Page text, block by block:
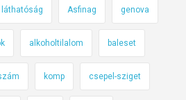
láthatóság Asfinag genova
alkoholtilalom baleset
komp csepel-sziget